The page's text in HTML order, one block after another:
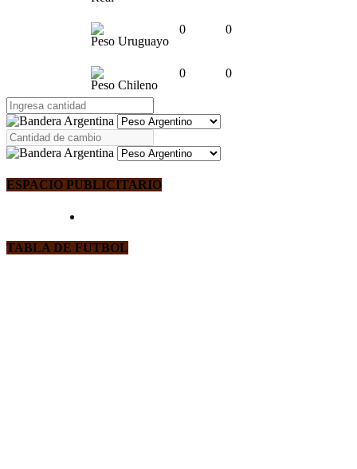
Peso Uruguayo
0 0
Peso Chileno
0 0
ESPACIO PUBLICITARIO
TABLA DE FUTBOL